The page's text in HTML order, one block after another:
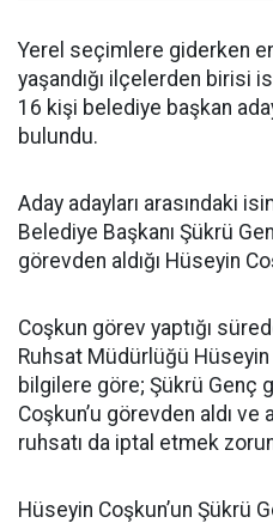
Yerel seçimlere giderken en
yaşandığı ilçelerden birisi
16 kişi belediye başkan
bulundu.
Aday adayları arasındaki
Belediye Başkanı Şükrü
görevden aldığı Hüseyin
Coşkun görev yaptığı
Ruhsat Müdürlüğü Hüseyin
bilgilere göre; Şükrü Genç
Coşkun’u görevden aldı
ruhsatı da iptal etmek
Hüseyin Coşkun’un Şükrü